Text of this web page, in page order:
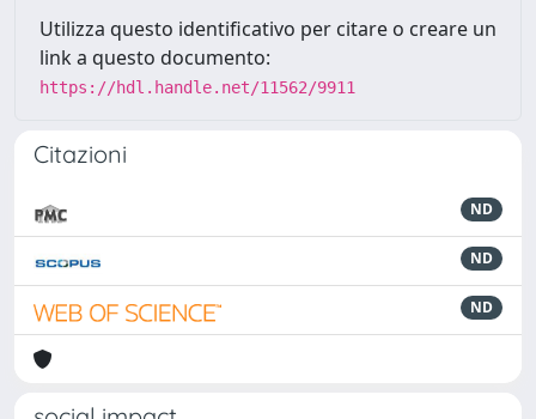
Utilizza questo identificativo per citare o creare un
link a questo documento:
https://hdl.handle.net/11562/9911
Citazioni
ND
ND
ND